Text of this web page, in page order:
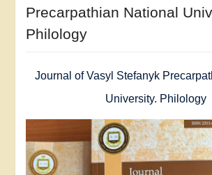
Precarpathian National
Philology
Journal of Vasyl Stefanyk
University. Philology